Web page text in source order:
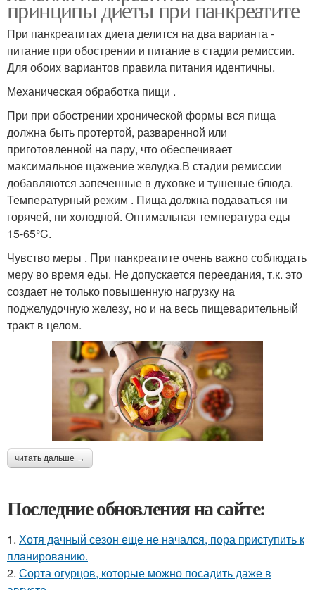
принципы диеты при панкреатите
При панкреатитах диета делится на два варианта -
питание при обострении и питание в стадии ремиссии.
Для обоих вариантов правила питания идентичны.
Механическая обработка пищи .
При при обострении хронической формы вся пища
должна быть протертой, разваренной или
приготовленной на пару, что обеспечивает
максимальное щажение желудка.В стадии ремиссии
добавляются запеченные в духовке и тушеные блюда.
Температурный режим . Пища должна подаваться ни
горячей, ни холодной. Оптимальная температура еды
15-65°C.
Чувство меры . При панкреатите очень важно соблюдать
меру во время еды. Не допускается переедания, т.к. это
создает не только повышенную нагрузку на
поджелудочную железу, но и на весь пищеварительный
тракт в целом.
читать дальше →
Последние обновления на сайте:
1. Хотя дачный сезон еще не начался, пора приступить к
планированию.
2. Сорта огурцов, которые можно посадить даже в